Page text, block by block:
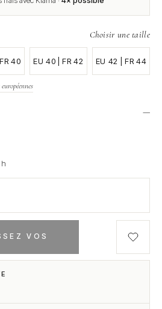
Choisir une taille
40 EU 40 | FR 42 EU 42 | FR 44
—
h
VOS